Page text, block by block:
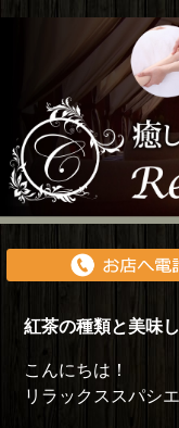
紅茶の種類と美味
こんにちは！
リラックススパシ